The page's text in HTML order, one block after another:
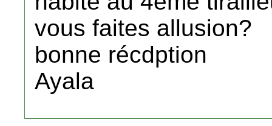
vous faites allusion?
bonne récdption
Ayala